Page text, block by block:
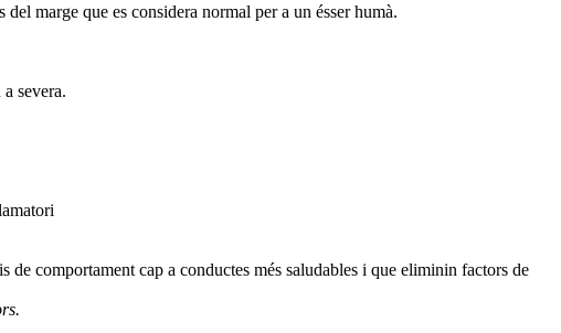
marge que es considera normal per a un ésser humà.
severa.
comportament cap a conductes més saludables i que eliminin factors de